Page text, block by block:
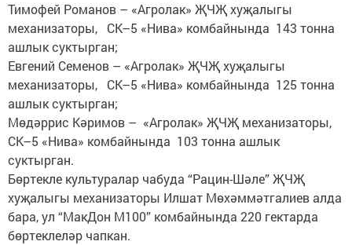
Тимофей Романов – «Агролак» ҖЧҖ хуҗалыгы
механизаторы, СК–5 «Нива» комбайнында 143 тонна
ашлык суктырган;
Евгений Семенов – «Агролак» ҖЧҖ хуҗалыгы
механизаторы, СК–5 «Нива» комбайнында 125 тонна
ашлык суктырган;
Мөдәррис Кәримов – «Агролак» ҖЧҖ механизаторы,
СК–5 «Нива» комбайнында 103 тонна ашлык
суктырган.
Бөртекле культуралар чабуда “Рацин-Шәле” ҖЧҖ
хуҗалыгы механизаторы Илшат Мөхәммәтгалиев алда
бара, ул “МакДон М100” комбайнында 220 гектарда
бөртеклеләр чапкан.